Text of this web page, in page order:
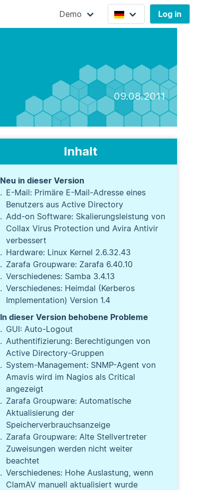
Demo Log in
09.08.2011
Inhalt
Neu in dieser Version
E-Mail: Primäre E-Mail-Adresse eines
Benutzers aus Active Directory
Add-on Software: Skalierungsleistung von
Collax Virus Protection und Avira Antivir
verbessert
Hardware: Linux Kernel 2.6.32.43
Zarafa Groupware: Zarafa 6.40.10
Verschiedenes: Samba 3.4.13
Verschiedenes: Heimdal (Kerberos
Implementation) Version 1.4
In dieser Version behobene Probleme
GUI: Auto-Logout
Authentifizierung: Berechtigungen von
Active Directory-Gruppen
System-Management: SNMP-Agent von
Amavis wird im Nagios als Critical
angezeigt
Zarafa Groupware: Automatische
Aktualisierung der
Speicherverbrauchsanzeige
Zarafa Groupware: Alte Stellvertreter
Zuweisungen werden nicht weiter
beachtet
Verschiedenes: Hohe Auslastung, wenn
ClamAV manuell aktualisiert wurde